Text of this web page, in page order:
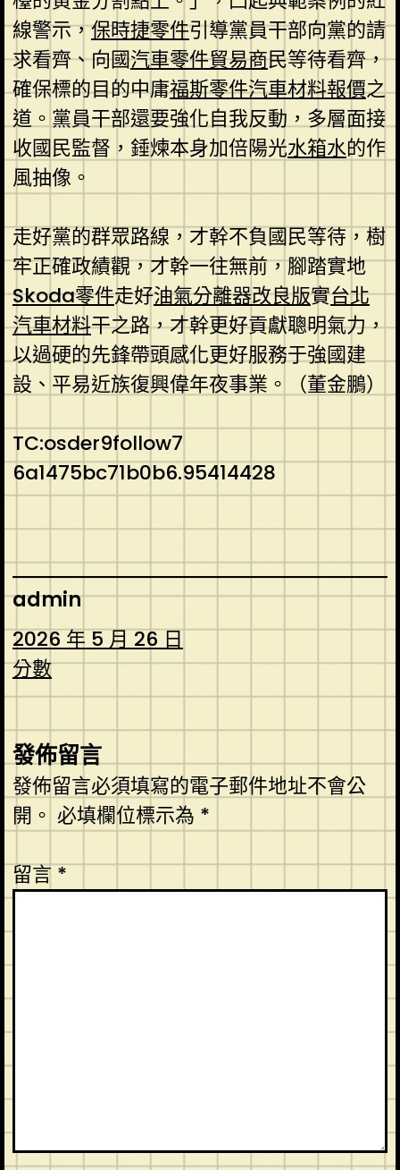
線警示，保時捷零件引導黨員干部向黨的請
求看齊、向國汽車零件貿易商民等待看齊，
確保標的目的中庸福斯零件汽車材料報價之
道。黨員干部還要強化自我反動，多層面接
收國民監督，錘煉本身加倍陽光水箱水的作
風抽像。
走好黨的群眾路線，才幹不負國民等待，樹
牢正確政績觀，才幹一往無前，腳踏實地
Skoda零件走好油氣分離器改良版實台北
汽車材料干之路，才幹更好貢獻聰明氣力，
以過硬的先鋒帶頭感化更好服務于強國建
設、平易近族復興偉年夜事業。（董金鵬）
TC:osder9follow7
6a1475bc71b0b6.95414428
admin
2026 年 5 月 26 日
分數
發佈留言
發佈留言必須填寫的電子郵件地址不會公
開。 必填欄位標示為 *
留言*